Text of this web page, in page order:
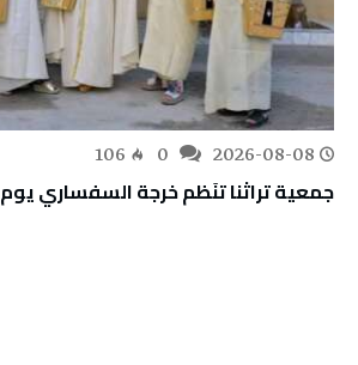
2026-08-08
106
جمعية تراثنا تنَظم خرجة السفساري يوم 13 أوت 2026